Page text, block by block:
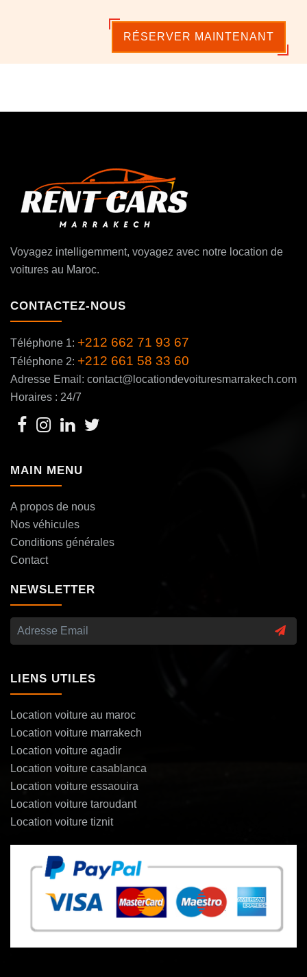
RÉSERVER MAINTENANT
Voyagez intelligemment, voyagez avec notre location de
voitures au Maroc.
CONTACTEZ-NOUS
Téléphone 1: +212 662 71 93 67
Téléphone 2: +212 661 58 33 60
Adresse Email: contact@locationdevoituresmarrakech.com
Horaires : 24/7
MAIN MENU
A propos de nous
Nos véhicules
Conditions générales
Contact
NEWSLETTER
LIENS UTILES
Location voiture au maroc
Location voiture marrakech
Location voiture agadir
Location voiture casablanca
Location voiture essaouira
Location voiture taroudant
Location voiture tiznit